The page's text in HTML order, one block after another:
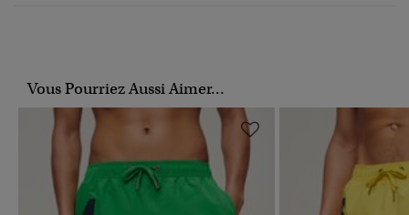
Vous Pourriez Aussi Aimer...